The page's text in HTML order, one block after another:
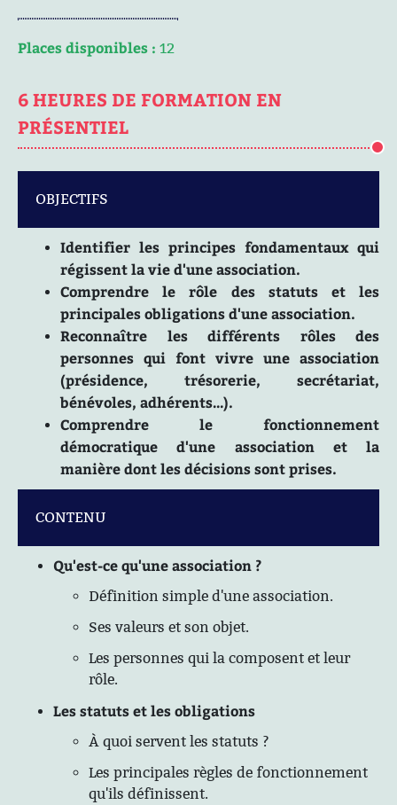
Places disponibles : 12
6 HEURES DE FORMATION EN
PRÉSENTIEL
OBJECTIFS
Identifier les principes fondamentaux qui
régissent la vie d'une association.
Comprendre le rôle des statuts et les
principales obligations d'une association.
Reconnaître les différents rôles des
personnes qui font vivre une association
(présidence, trésorerie, secrétariat,
bénévoles, adhérents…).
Comprendre le fonctionnement
démocratique d'une association et la
manière dont les décisions sont prises.
CONTENU
Qu'est-ce qu'une association ?
Définition simple d'une association.
Ses valeurs et son objet.
Les personnes qui la composent et leur
rôle.
Les statuts et les obligations
À quoi servent les statuts ?
Les principales règles de fonctionnement
qu'ils définissent.